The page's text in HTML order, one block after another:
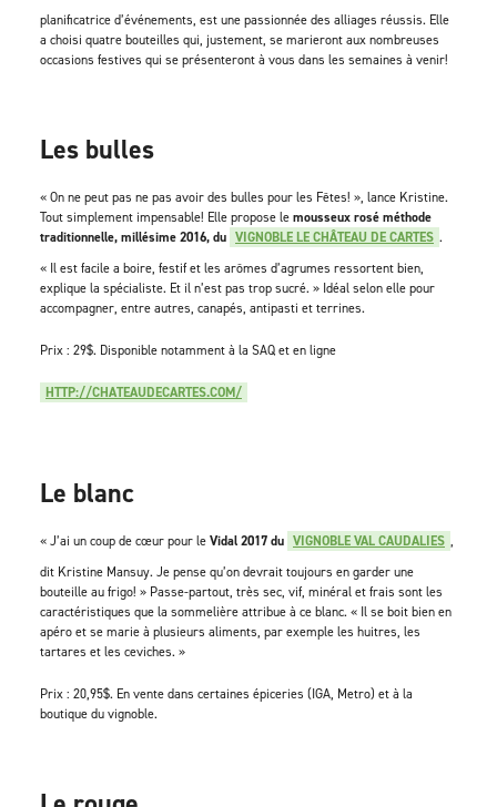
planificatrice d’événements, est une passionnée des alliages réussis. Elle
a choisi quatre bouteilles qui, justement, se marieront aux nombreuses
occasions festives qui se présenteront à vous dans les semaines à venir!
Les bulles
« On ne peut pas ne pas avoir des bulles pour les Fêtes! », lance Kristine.
Tout simplement impensable! Elle propose lemousseux rosé méthode
traditionnelle, millésime 2016, du VIGNOBLE LE CHÂTEAU DE CARTES .
« Il est facile a boire, festif et les arômes d’agrumes ressortent bien,
explique la spécialiste. Et il n’est pas trop sucré. » Idéal selon elle pour
accompagner, entre autres, canapés, antipasti et terrines.
Prix : 29$. Disponible notamment à la SAQ et en ligne
HTTP://CHATEAUDECARTES.COM/
Le blanc
« J’ai un coup de cœur pour leVidal 2017 du VIGNOBLE VAL CAUDALIES ,
dit Kristine Mansuy. Je pense qu’on devrait toujours en garder une
bouteille au frigo! » Passe-partout, très sec, vif, minéral et frais sont les
caractéristiques que la sommelière attribue à ce blanc. « Il se boit bien en
apéro et se marie à plusieurs aliments, par exemple les huitres, les
tartares et les ceviches. »
Prix : 20,95$. En vente dans certaines épiceries (IGA, Metro) et à la
boutique du vignoble.